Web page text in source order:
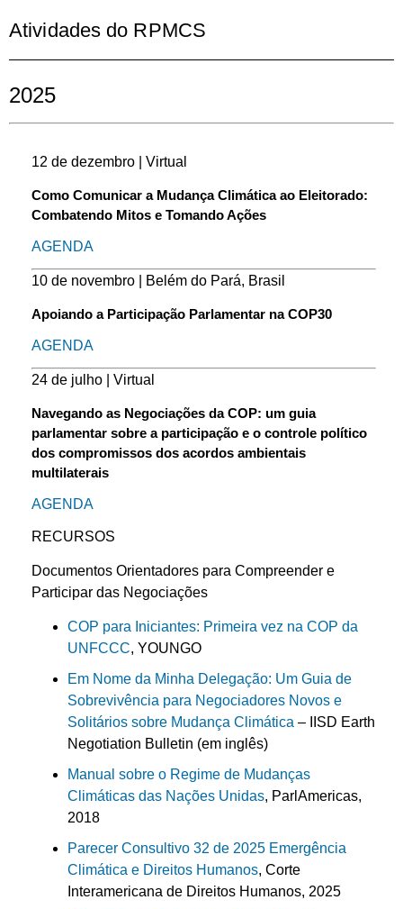
Atividades do RPMCS
2025
12 de dezembro | Virtual
Como Comunicar a Mudança Climática ao Eleitorado:
Combatendo Mitos e Tomando Ações
AGENDA
10 de novembro | Belém do Pará, Brasil
Apoiando a Participação Parlamentar na COP30
AGENDA
24 de julho | Virtual
Navegando as Negociações da COP: um guia
parlamentar sobre a participação e o controle político
dos compromissos dos acordos ambientais
multilaterais
AGENDA
RECURSOS
Documentos Orientadores para Compreender e
Participar das Negociações
COP para Iniciantes: Primeira vez na COP da
UNFCCC, YOUNGO
Em Nome da Minha Delegação: Um Guia de
Sobrevivência para Negociadores Novos e
Solitários sobre Mudança Climática – IISD Earth
Negotiation Bulletin (em inglês)
Manual sobre o Regime de Mudanças
Climáticas das Nações Unidas, ParlAmericas,
2018
Parecer Consultivo 32 de 2025 Emergência
Climática e Direitos Humanos, Corte
Interamericana de Direitos Humanos, 2025